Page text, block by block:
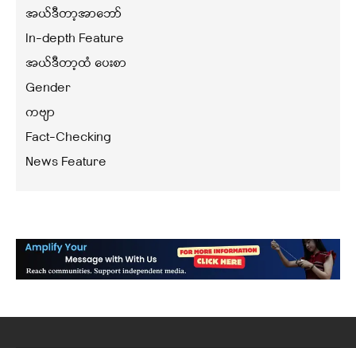
အယ်ဒီတာ့အာဘော်
In-depth Feature
အယ်ဒီတာ့ထံ ပေးစာ
Gender
ကဗျာ
Fact-Checking
News Feature